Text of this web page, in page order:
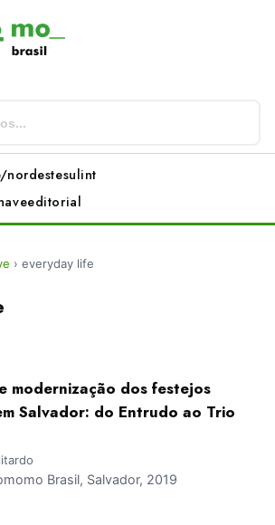
nordestesulint
editorial
› everyday life
modernização dos festejos
Salvador: do Entrudo ao Trio
Brasil, Salvador, 2019